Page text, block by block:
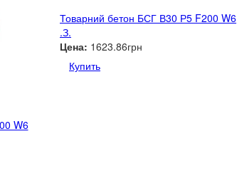
W6
Товарний бетон БСГ В30 Р5 F200 W6
.З.
Цена: 1623.86грн
Купить